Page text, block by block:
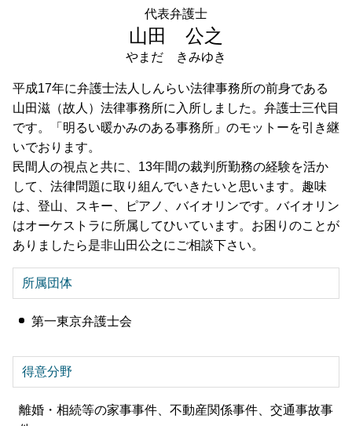
相続 品川区 弁護士 相談
相続 東京都 弁護士 相談
平成17年に弁護士法人しんらい法律事務所の前身である
山田滋（故人）法律事務所に入所しました。弁護士三代目
です。「明るい暖かみのある事務所」のモットーを引き継
いでおります。
民間人の視点と共に、13年間の裁判所勤務の経験を活か
して、法律問題に取り組んでいきたいと思います。趣味
は、登山、スキー、ピアノ、バイオリンです。バイオリン
はオーケストラに所属してひいています。お困りのことが
ありましたら是非山田公之にご相談下さい。
所属団体
第一東京弁護士会
得意分野
離婚・相続等の家事事件、不動産関係事件、交通事故事
代表弁護士
山田 公之
やまだ きみゆき